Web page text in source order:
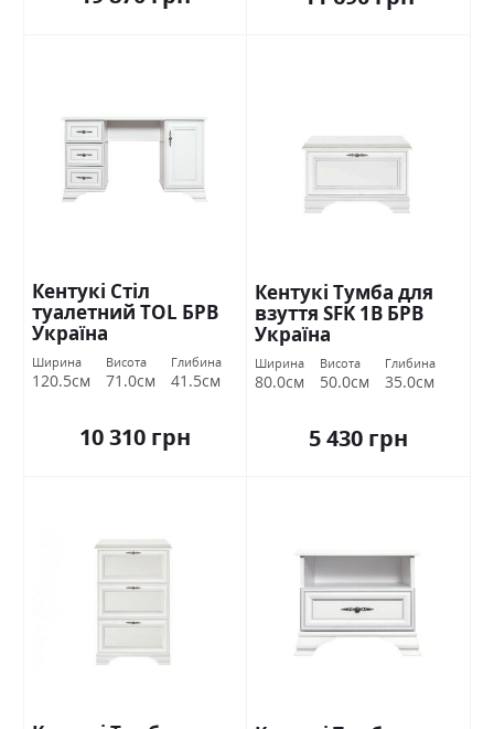
Кентукі Стіл
туалетний ТОL БРВ
Україна
Ширина
120.5см
Висота
71.0см
Глибина
41.5см
10 310 грн
Кентукі Тумба для
взуття SFK 1В БРВ
Україна
Ширина
80.0см
Висота
50.0см
Глибина
35.0см
5 430 грн